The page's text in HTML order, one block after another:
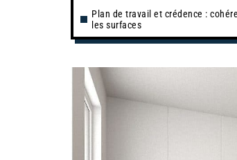
Plan de travail et crédence :
les surfaces